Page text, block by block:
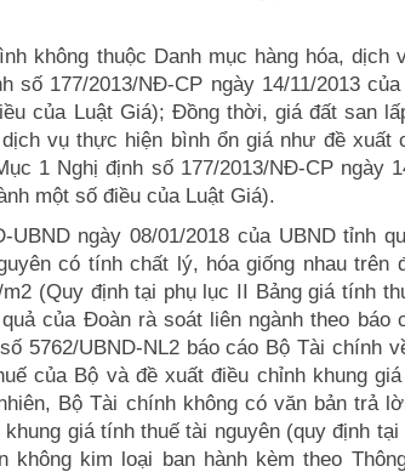
không thuộc Danh mục hàng hóa, dịch
số 177/2013/NĐ-CP ngày 14/11/2013
của Luật Giá); Đồng thời, giá đất san
vụ thực hiện bình ổn giá như đề xuất
1 Nghị định số 177/2013/NĐ-CP ngày
một số điều của Luật Giá).
ngày 08/01/2018 của UBND tỉnh
có tính chất lý, hóa giống nhau trên
(Quy định tại phụ lục II Bảng giá tính
của Đoàn rà soát liên ngành theo báo
5762/UBND-NL2 báo cáo Bộ Tài chính
của Bộ và đề xuất điều chỉnh khung
Bộ Tài chính không có văn bản trả
giá tính thuế tài nguyên (quy định
kim loại ban hành kèm theo